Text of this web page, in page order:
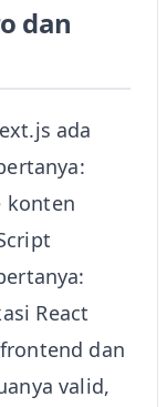
dan
ada
konten
React
dan
valid,